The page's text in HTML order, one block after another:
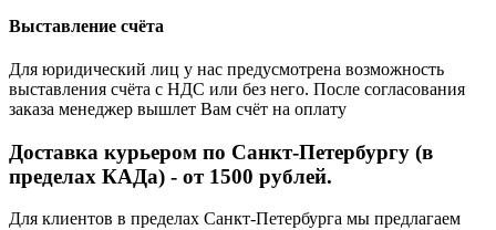
Выставление счёта
Для юридический лиц у нас предусмотрена возможность
выставления счёта с НДС или без него. После согласования
заказа менеджер вышлет Вам счёт на оплату
Доставка курьером по Санкт-Петербургу (в
пределах КАДа) - от 1500 рублей.
Для клиентов в пределах Санкт-Петербурга мы предлагаем